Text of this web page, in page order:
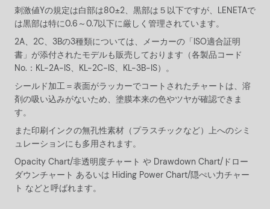
刺激値Yの規定は白部は80±2、黒部は５以下ですが、LENETAで
は黒部は特に0.6～0.7以下に厳しく管理されています。
2A、2C、3Bの3種類については、メーカーの「ISO適合証明
書」が添付されたモデルも販売しております（各製品コード
No.：KL-2A-IS、KL-2C-IS、KL-3B-IS）。
シールド加工＝表面がラッカーでコートされたチャートは、溶
剤の吸い込みがないため、塗膜本来の色やツヤが確認できま
す。
また印刷インクの無孔性素材（プラスチックなど）上へのシミ
ュレーションにも多用されます。
Opacity Chart/非透明度チャート や Drawdown Chart/ドロー
ダウンチャート あるいは Hiding Power Chart/隠ぺい力チャー
ト などと呼ばれます。